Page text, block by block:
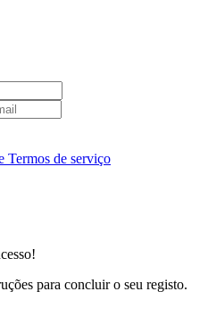
Termos de serviço
para concluir o seu registo.